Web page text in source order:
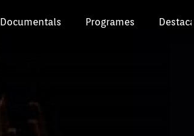
Documentals Programes Destacat